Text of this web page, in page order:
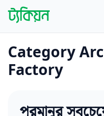
Skip to content
Tachyon
বাংলায় বিজ্ঞান গবেষণায় প্রথম
Category
Factory
পরমানুর